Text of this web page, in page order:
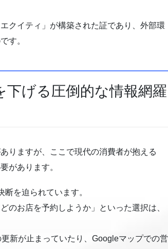
クイティ」が構築された証であり、外部環
す。
下げる圧倒的な情報網羅
りますが、ここで現代の消費者が抱える
があります。
を迫られています。
のお店を予約しようか」といった選択は、
新が止まっていたり、Googleマップでの営